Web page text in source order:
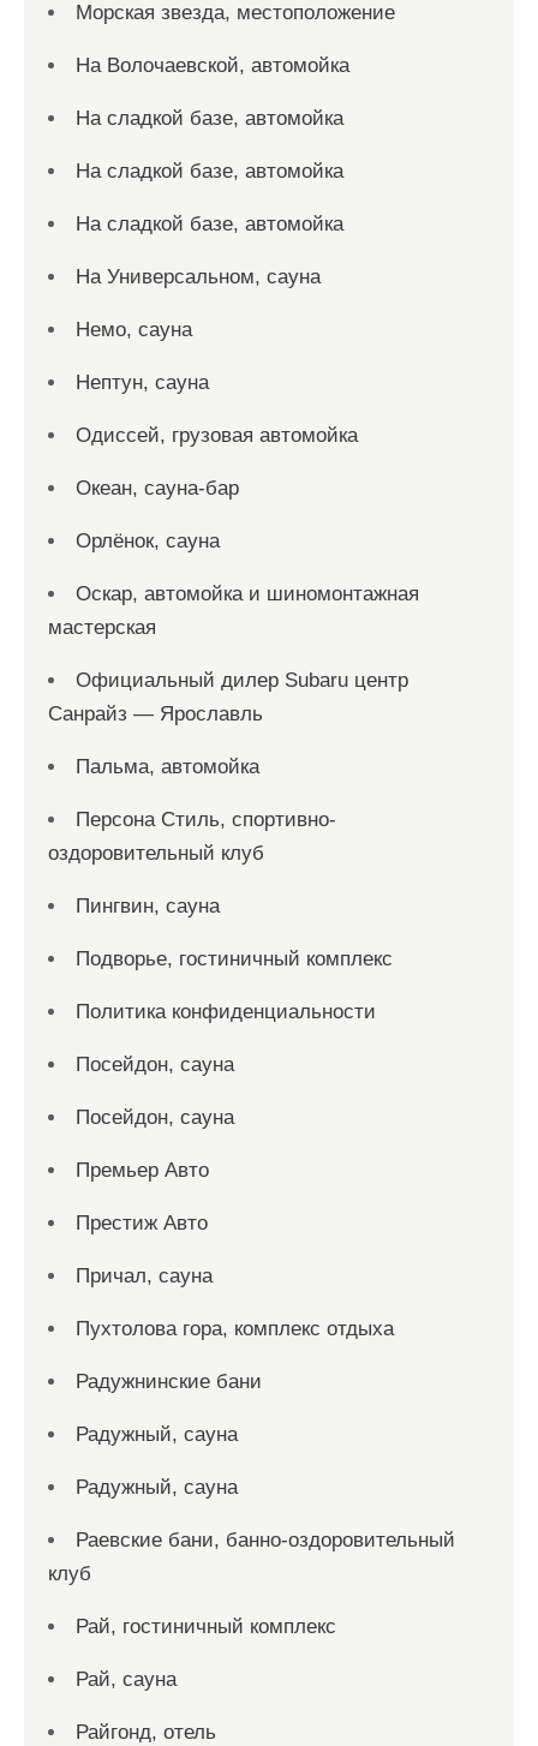
Морская звезда, местоположение
На Волочаевской, автомойка
На сладкой базе, автомойка
На сладкой базе, автомойка
На сладкой базе, автомойка
На Универсальном, сауна
Немо, сауна
Нептун, сауна
Одиссей, грузовая автомойка
Океан, сауна-бар
Орлёнок, сауна
Оскар, автомойка и шиномонтажная
мастерская
Официальный дилер Subaru центр
Санрайз — Ярославль
Пальма, автомойка
Персона Стиль, спортивно-
оздоровительный клуб
Пингвин, сауна
Подворье, гостиничный комплекс
Политика конфиденциальности
Посейдон, сауна
Посейдон, сауна
Премьер Авто
Престиж Авто
Причал, сауна
Пухтолова гора, комплекс отдыха
Радужнинские бани
Радужный, сауна
Радужный, сауна
Раевские бани, банно-оздоровительный
клуб
Рай, гостиничный комплекс
Рай, сауна
Райгонд, отель